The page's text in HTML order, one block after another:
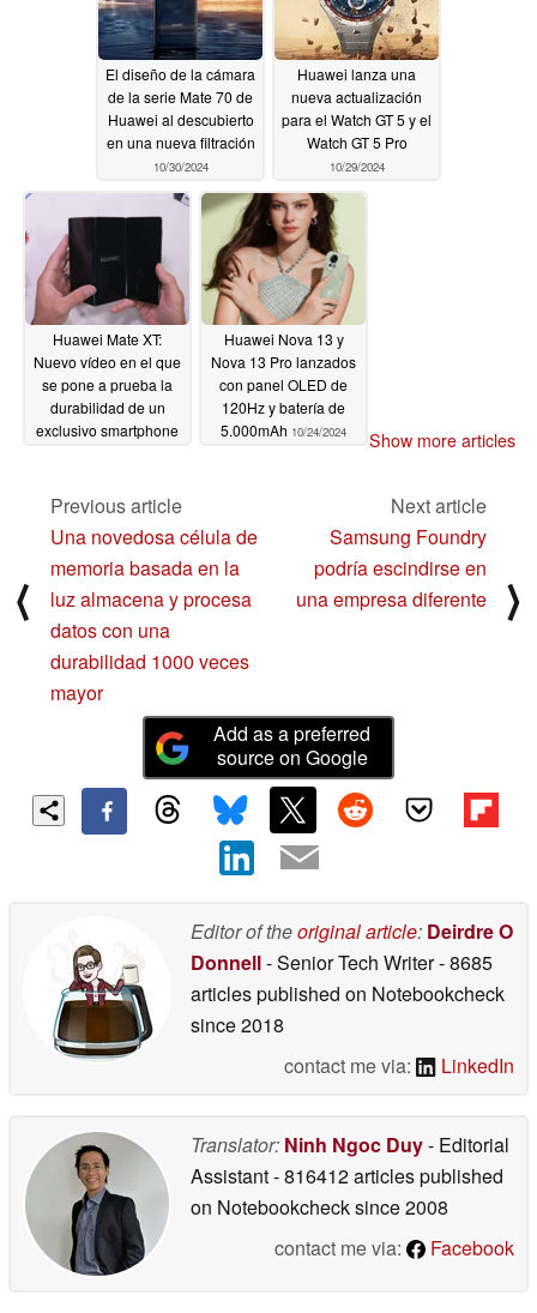
El diseño de la cámara
de la serie Mate 70 de
Huawei al descubierto
en una nueva filtración
10/30/2024
Huawei lanza una
nueva actualización
para el Watch GT 5 y el
Watch GT 5 Pro
10/29/2024
Huawei Mate XT:
Nuevo vídeo en el que
se pone a prueba la
durabilidad de un
exclusivo smartphone
Huawei Nova 13 y
Nova 13 Pro lanzados
con panel OLED de
120Hz y batería de
5.000mAh 10/24/2024 Show more articles
⟨
Previous article
Una novedosa célula de
memoria basada en la
luz almacena y procesa
datos con una
durabilidad 1000 veces
mayor
Next article
Samsung Foundry
podría escindirse en
una empresa diferente
⟩
Add as a preferred
source on Google
Editor of theoriginal article: Deirdre O
Donnell- Senior Tech Writer- 8685
articles published on Notebookcheck
since 2018
contact me via:
LinkedIn
Translator: Ninh Ngoc Duy- Editorial
Assistant- 816412 articles published
on Notebookchecksince 2008
contact me via:
Facebook